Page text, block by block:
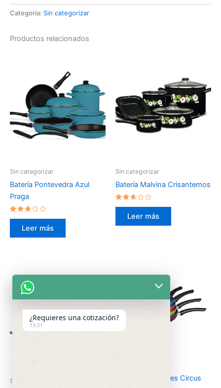
Categoría: Sin categorizar
Productos relacionados
Sin categorizar
Batería Pontevedra Azul
Praga
Valorado
2.55Leer más
Sin categorizar
Batería Malvina Crisantemos
Valorado
2.54Leer más
Sin categorizar Juego de Sartenes Circus
¿Requieres una cotización?
13:21